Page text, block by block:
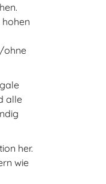
ohne
alle
her.
wie